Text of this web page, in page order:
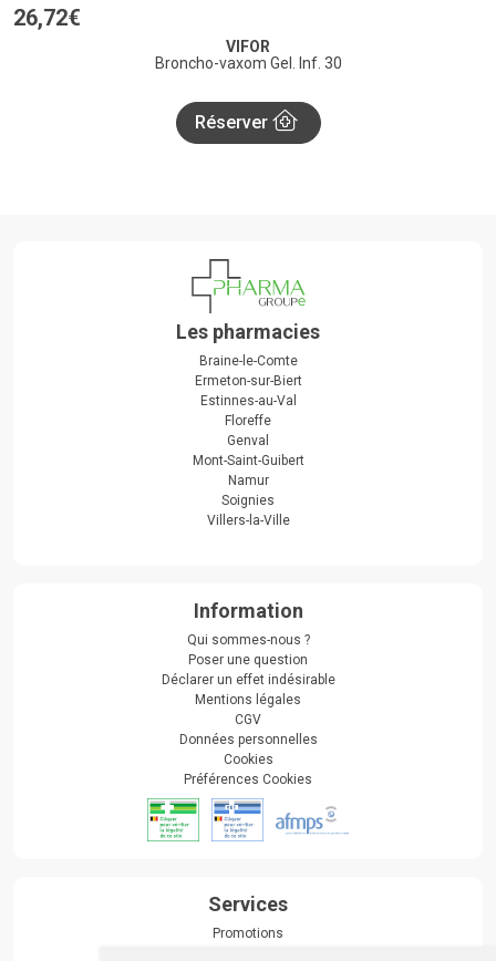
26,72€
VIFOR
Broncho-vaxom Gel. Inf. 30
Réserver
Les pharmacies
Braine-le-Comte
Ermeton-sur-Biert
Estinnes-au-Val
Floreffe
Genval
Mont-Saint-Guibert
Namur
Soignies
Villers-la-Ville
Information
Qui sommes-nous ?
Poser une question
Déclarer un effet indésirable
Mentions légales
CGV
Données personnelles
Cookies
Préférences Cookies
Services
Promotions